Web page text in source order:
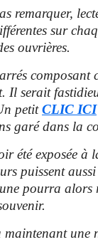
sur
ouvrières.
composant
Il serait
petitCLIC ICI
garé dans la
exposée à
puissent
pourra alors
une